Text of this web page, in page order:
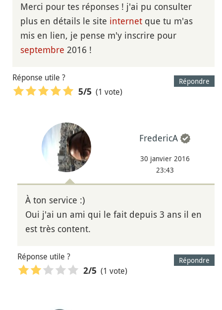
Merci pour tes réponses ! j'ai pu consulter
plus en détails le site internet que tu m'as
mis en lien, je pense m'y inscrire pour
septembre 2016 !
Répondre
Réponse utile ?
5/5 (1 vote)
FredericA
30 janvier 2016
23:43
À ton service :)
Oui j'ai un ami qui le fait depuis 3 ans il en
est très content.
Répondre
Réponse utile ?
2/5 (1 vote)